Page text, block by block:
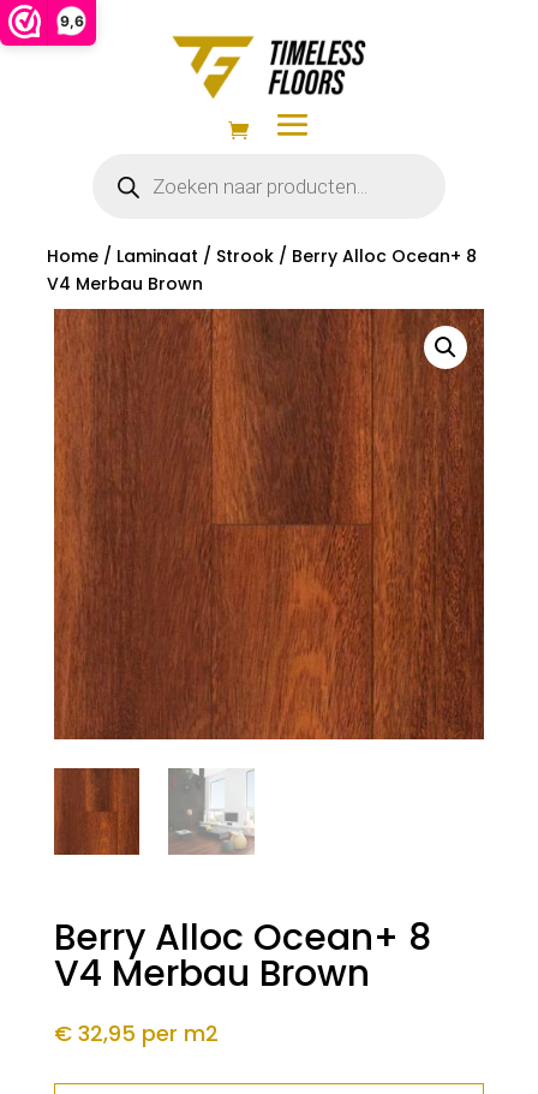
9,6
zoeken
Home/ Laminaat / Strook/ Berry Alloc Ocean+ 8
V4 Merbau Brown
Berry Alloc Ocean+ 8
V4 Merbau Brown
€ 32,95 per m2